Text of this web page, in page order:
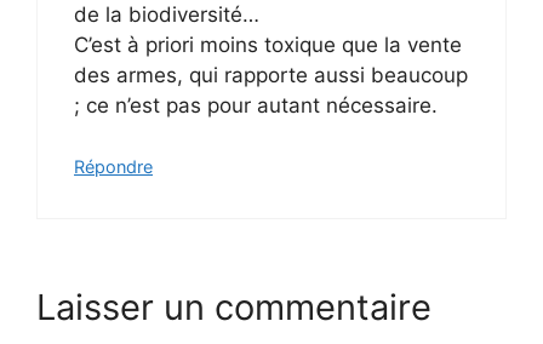
de la biodiversité…
C’est à priori moins toxique que la vente
des armes, qui rapporte aussi beaucoup
; ce n’est pas pour autant nécessaire.
Répondre
Laisser un commentaire